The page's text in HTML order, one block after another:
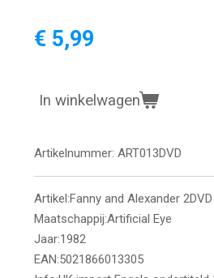
€ 5,99
In winkelwagen
Artikelnummer: ART013DVD
Artikel:Fanny and Alexander 2DVD
Maatschappij:Artificial Eye
Jaar:1982
EAN:5021866013305